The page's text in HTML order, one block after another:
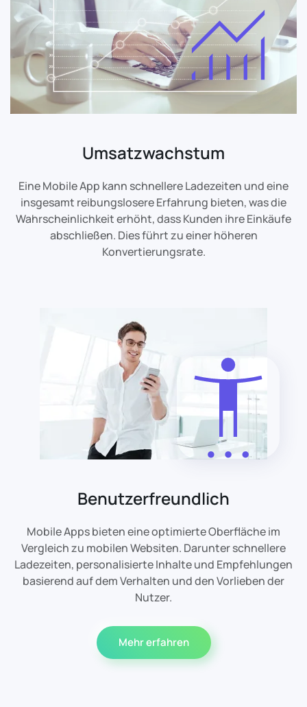
Umsatzwachstum
Eine Mobile App kann schnellere Ladezeiten und eine
insgesamt reibungslosere Erfahrung bieten, was die
Wahrscheinlichkeit erhöht, dass Kunden ihre Einkäufe
abschließen. Dies führt zu einer höheren
Konvertierungsrate.
Benutzerfreundlich
Mobile Apps bieten eine optimierte Oberfläche im
Vergleich zu mobilen Websiten. Darunter schnellere
Ladezeiten, personalisierte Inhalte und Empfehlungen
basierend auf dem Verhalten und den Vorlieben der
Nutzer.
Mehr erfahren